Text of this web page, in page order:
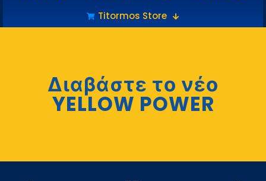
Titormos Store
Διαβάστε το νέο
YELLOW POWER